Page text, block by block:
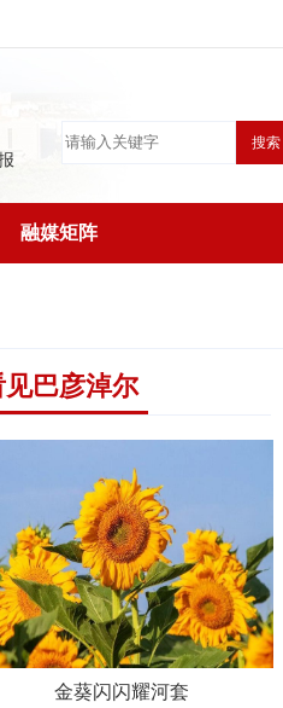
搜索
融媒矩阵
见巴彦淖尔
金葵闪闪耀河套